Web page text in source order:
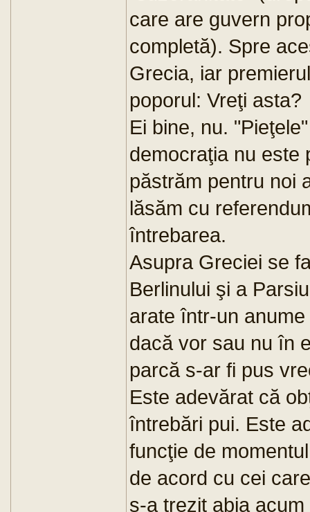
care are guvern
completă). Spre
Grecia, iar
poporul: Vreţi asta?
Ei bine, nu.
democraţia nu este
păstrăm pentru noi
lăsăm cu
întrebarea.
Asupra Greciei se
Berlinului şi a
arate într-un
dacă vor sau nu în
parcă s-ar fi pus
Este adevărat că
întrebări pui. Este
funcţie de
de acord cu cei
s-a trezit abia